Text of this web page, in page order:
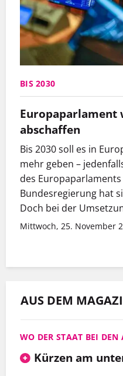
BIS 2030
Europaparlament
abschaffen
Bis 2030 soll es in
mehr geben –
des
Bundesregierung hat
Doch bei der
Mittwoch, 25. November
AUS DEM
WO DER STAAT BEI
Kürzen am